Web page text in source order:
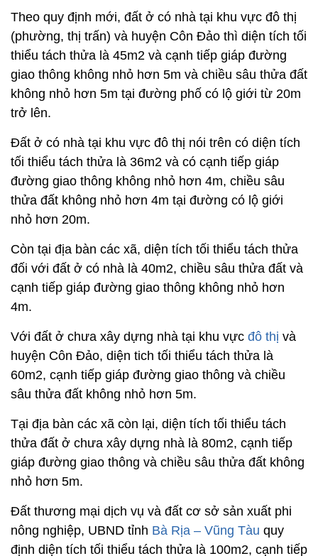
Theo quy định mới, đất ở có nhà tại khu vực đô thị
(phường, thị trấn) và huyện Côn Đảo thì diện tích tối
thiểu tách thửa là 45m2 và cạnh tiếp giáp đường
giao thông không nhỏ hơn 5m và chiều sâu thửa đất
không nhỏ hơn 5m tại đường phố có lộ giới từ 20m
trở lên.
Đất ở có nhà tại khu vực đô thị nói trên có diện tích
tối thiểu tách thửa là 36m2 và có cạnh tiếp giáp
đường giao thông không nhỏ hơn 4m, chiều sâu
thửa đất không nhỏ hơn 4m tại đường có lộ giới
nhỏ hơn 20m.
Còn tại địa bàn các xã, diện tích tối thiểu tách thửa
đối với đất ở có nhà là 40m2, chiều sâu thửa đất và
cạnh tiếp giáp đường giao thông không nhỏ hơn
4m.
Với đất ở chưa xây dựng nhà tại khu vực đô thị và
huyện Côn Đảo, diện tich tối thiểu tách thửa là
60m2, cạnh tiếp giáp đường giao thông và chiều
sâu thửa đất không nhỏ hơn 5m.
Tại địa bàn các xã còn lại, diện tích tối thiểu tách
thửa đất ở chưa xây dựng nhà là 80m2, cạnh tiếp
giáp đường giao thông và chiều sâu thửa đất không
nhỏ hơn 5m.
Đất thương mại dịch vụ và đất cơ sở sản xuất phi
nông nghiệp, UBND tỉnh Bà Rịa – Vũng Tàu quy
định diện tích tối thiểu tách thửa là 100m2, cạnh tiếp